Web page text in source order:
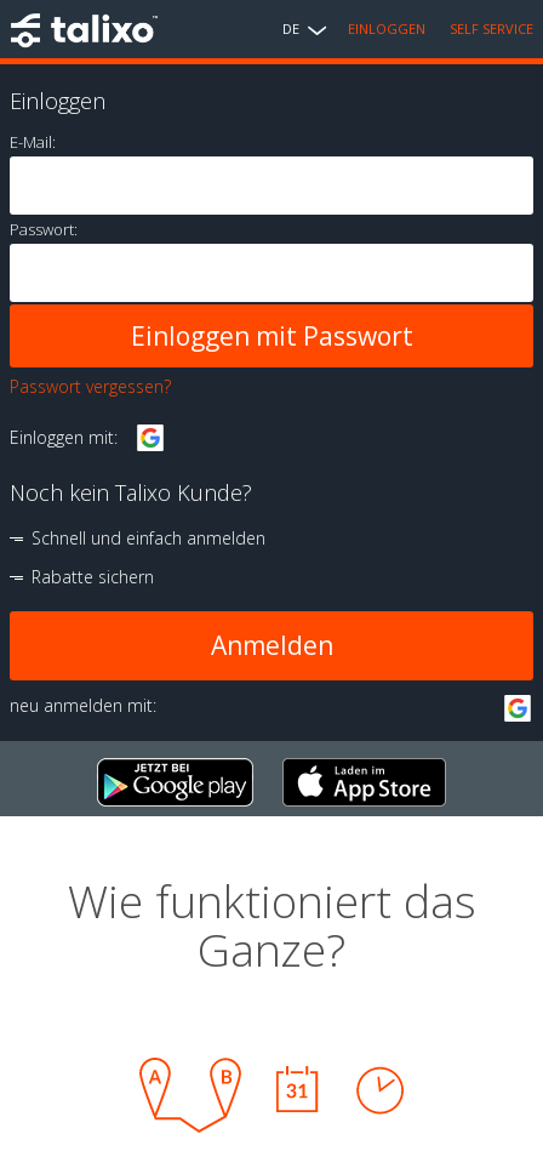
DE EINLOGGEN SELF SERVICE
Einloggen
E-Mail:
Passwort:
Passwort vergessen?
Einloggen mit:
Noch kein Talixo Kunde?
Schnell und einfach anmelden
Rabatte sichern
Anmelden
neu anmelden mit:
Wie funktioniert das
Ganze?